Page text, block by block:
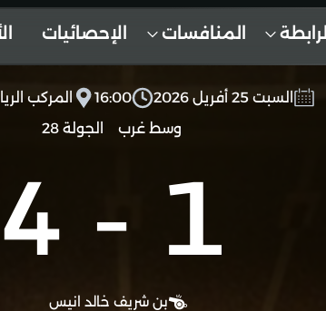
الرابطة المنافسات الإحصائيات
السبت 25 أفريل 2026 16:00
المركب الرياضي
وسط غرب
الجولة 28
1
-
4
بن شريف خالد انيس